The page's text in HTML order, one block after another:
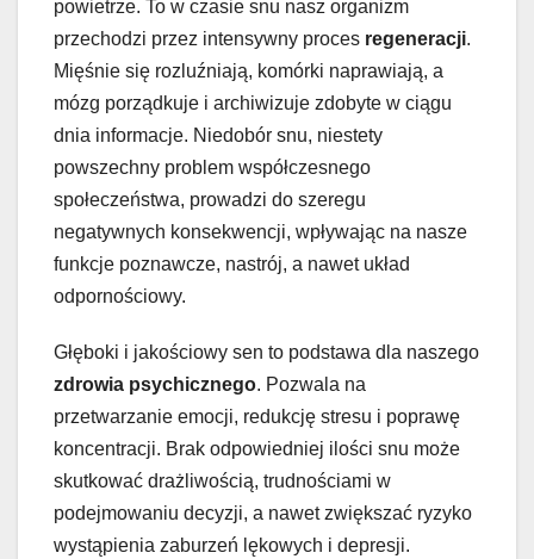
powietrze. To w czasie snu nasz organizm
przechodzi przez intensywny proces regeneracji.
Mięśnie się rozluźniają, komórki naprawiają, a
mózg porządkuje i archiwizuje zdobyte w ciągu
dnia informacje. Niedobór snu, niestety
powszechny problem współczesnego
społeczeństwa, prowadzi do szeregu
negatywnych konsekwencji, wpływając na nasze
funkcje poznawcze, nastrój, a nawet układ
odpornościowy.
Głęboki i jakościowy sen to podstawa dla naszego
zdrowia psychicznego. Pozwala na
przetwarzanie emocji, redukcję stresu i poprawę
koncentracji. Brak odpowiedniej ilości snu może
skutkować drażliwością, trudnościami w
podejmowaniu decyzji, a nawet zwiększać ryzyko
wystąpienia zaburzeń lękowych i depresji.